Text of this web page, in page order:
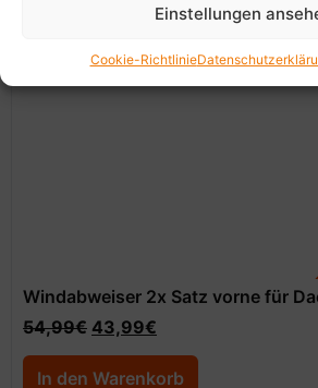
Einstellungen
Cookie-Richtlinie
Windabweiser 2x Satz vorne für
54,99€ 43,99€
In den Warenkorb